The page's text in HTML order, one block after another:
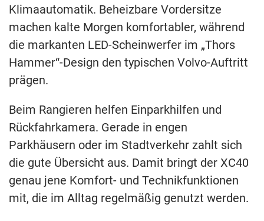
Klimaautomatik. Beheizbare Vordersitze
machen kalte Morgen komfortabler, während
die markanten LED-Scheinwerfer im „Thors
Hammer“-Design den typischen Volvo-Auftritt
prägen.
Beim Rangieren helfen Einparkhilfen und
Rückfahrkamera. Gerade in engen
Parkhäusern oder im Stadtverkehr zahlt sich
die gute Übersicht aus. Damit bringt der XC40
genau jene Komfort- und Technikfunktionen
mit, die im Alltag regelmäßig genutzt werden.